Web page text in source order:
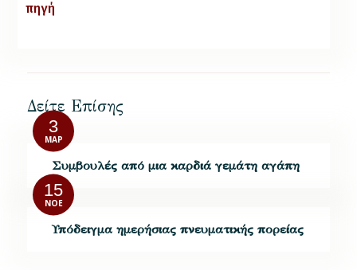
πηγή
Δείτε Επίσης
3
ΜΑΡ
Συμβουλές από μια καρδιά γεμάτη αγάπη
15
ΝΟΈ
Υπόδειγμα ημερήσιας πνευματικής πορείας